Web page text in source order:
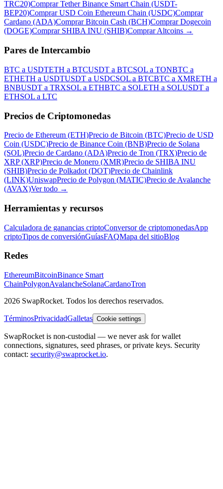
TRC20)Comprar Tether Binance Smart Chain (USDT-
BEP20)Comprar USD Coin Ethereum Chain (USDC)Comprar
Cardano (ADA)Comprar Bitcoin Cash (BCH)Comprar Dogecoin
(DOGE)Comprar SHIBA INU (SHIB)Comprar Altcoins →
Pares de Intercambio
BTC a USDTETH a BTCUSDT a BTCSOL a TONBTC a
ETHETH a USDTUSDT a USDCSOL a BTCBTC a XMRETH a
BNBUSDT a TRXSOL a ETHBTC a SOLETH a SOLUSDT a
ETHSOL a LTC
Precios de Criptomonedas
Precio de Ethereum (ETH)Precio de Bitcoin (BTC)Precio de USD
Coin (USDC)Precio de Binance Coin (BNB)Precio de Solana
(SOL)Precio de Cardano (ADA)Precio de Tron (TRX)Precio de
XRP (XRP)Precio de Monero (XMR)Precio de SHIBA INU
(SHIB)Precio de Polkadot (DOT)Precio de Chainlink
(LINK)UniswapPrecio de Polygon (MATIC)Precio de Avalanche
(AVAX)Ver todo →
Herramientas y recursos
Calculadora de ganancias criptoConversor de criptomonedasApp
criptoTipos de conversiónGuíasFAQMapa del sitioBlog
Redes
EthereumBitcoinBinance Smart
ChainPolygonAvalancheSolanaCardanoTron
2026 SwapRocket. Todos los derechos reservados.
TérminosPrivacidadGalletas Cookie settings
SwapRocket is non-custodial — we never ask for wallet
connections, signatures, seed phrases, or private keys. Security
contact: security@swaprocket.io.